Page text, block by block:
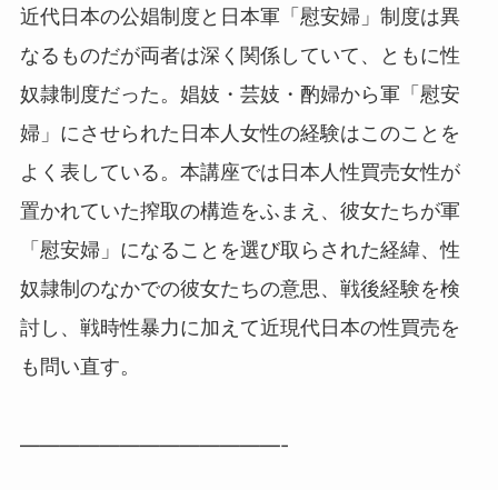
近代日本の公娼制度と日本軍「慰安婦」制度は異
なるものだが両者は深く関係していて、ともに性
奴隷制度だった。娼妓・芸妓・酌婦から軍「慰安
婦」にさせられた日本人女性の経験はこのことを
よく表している。本講座では日本人性買売女性が
置かれていた搾取の構造をふまえ、彼女たちが軍
「慰安婦」になることを選び取らされた経緯、性
奴隷制のなかでの彼女たちの意思、戦後経験を検
討し、戦時性暴力に加えて近現代日本の性買売を
も問い直す。
—————————————-